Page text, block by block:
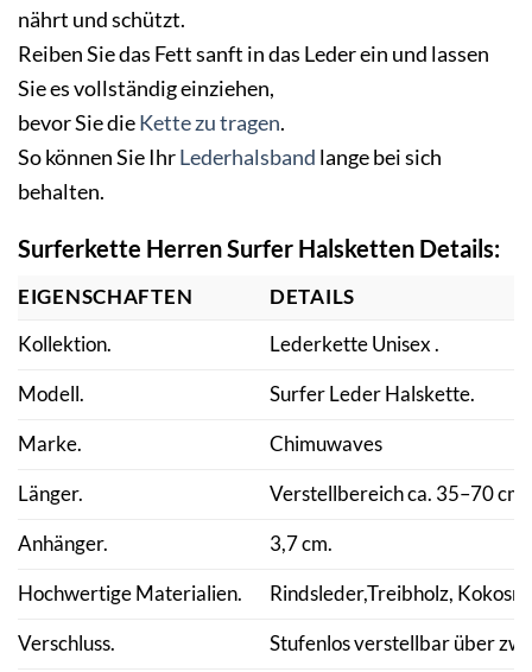
nährt und schützt.
Reiben Sie das Fett sanft in das Leder ein und lassen
Sie es vollständig einziehen,
bevor Sie dieKette zu tragen.
So können Sie IhrLederhalsband lange bei sich
behalten.
Surferkette Herren Surfer Halsketten Details:
EIGENSCHAFTEN
DETAILS
Kollektion.
Lederkette Unisex .
Modell. Surfer Leder Halskette.
Marke. Chimuwaves
Länger. Verstellbereich ca. 35–70
Anhänger. 3,7 cm.
Hochwertige Materialien. Rindsleder,Treibholz,
Verschluss. Stufenlos verstellbar über